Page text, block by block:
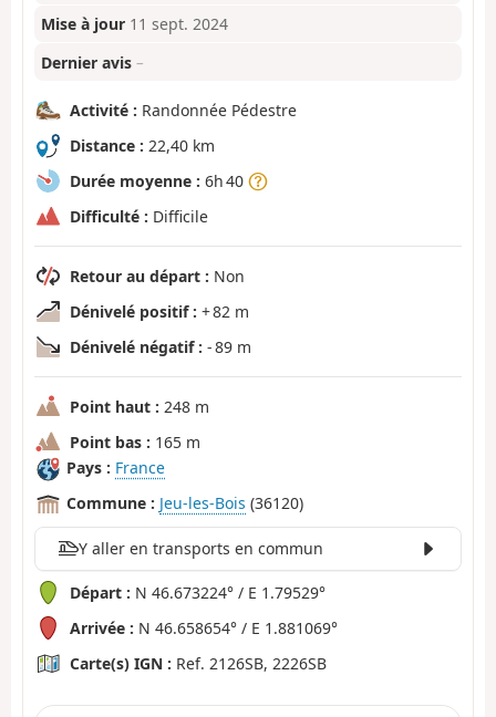
Mise à jour 11 sept. 2024
Dernier avis –
Activité : Randonnée Pédestre
Distance : 22,40 km
Durée moyenne : 6h 40
Difficulté : Difficile
Retour au départ : Non
Dénivelé positif : + 82 m
Dénivelé négatif : - 89 m
Point haut : 248 m
Point bas : 165 m
Pays : France
Commune : Jeu-les-Bois (36120)
Y aller en transports en commun
Départ : N 46.673224° / E 1.79529°
Arrivée : N 46.658654° / E 1.881069°
Carte(s) IGN : Ref. 2126SB, 2226SB